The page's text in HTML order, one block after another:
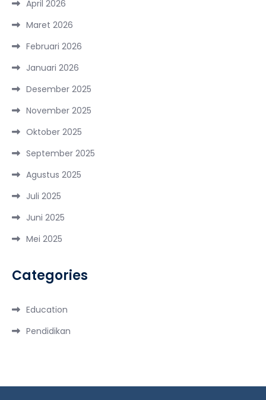
April 2026
Maret 2026
Februari 2026
Januari 2026
Desember 2025
November 2025
Oktober 2025
September 2025
Agustus 2025
Juli 2025
Juni 2025
Mei 2025
Categories
Education
Pendidikan